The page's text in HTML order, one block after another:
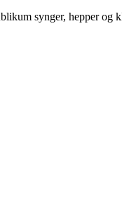
synger, hepper